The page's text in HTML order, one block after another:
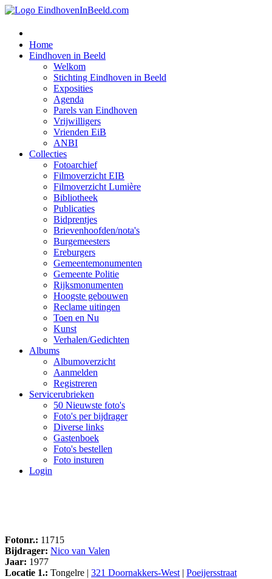
Home
Eindhoven in Beeld
Welkom
Stichting Eindhoven in Beeld
Exposities
Agenda
Parels van Eindhoven
Vrijwilligers
Vrienden EiB
ANBI
Collecties
Fotoarchief
Filmoverzicht EIB
Filmoverzicht Lumière
Bibliotheek
Publicaties
Bidprentjes
Brievenhoofden/nota's
Burgemeesters
Ereburgers
Gemeentemonumenten
Gemeente Politie
Rijksmonumenten
Hoogste gebouwen
Reclame uitingen
Toen en Nu
Kunst
Verhalen/Gedichten
Albums
Albumoverzicht
Aanmelden
Registreren
Servicerubrieken
50 Nieuwste foto's
Foto's per bijdrager
Diverse links
Gastenboek
Foto's bestellen
Foto insturen
Login
Fotonr.: 11715
Bijdrager: Nico van Valen
Jaar: 1977
Locatie 1.: Tongelre | 321 Doornakkers-West | Poeijersstraat